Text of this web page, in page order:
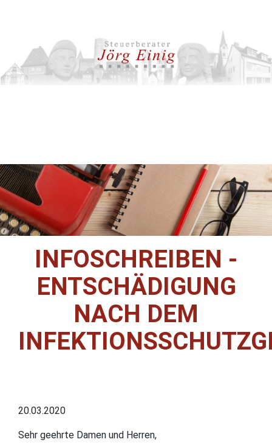
INFOSCHREIBEN -
ENTSCHÄDIGUNG
NACH DEM
20.03.2020
Sehr geehrte Damen und Herren,